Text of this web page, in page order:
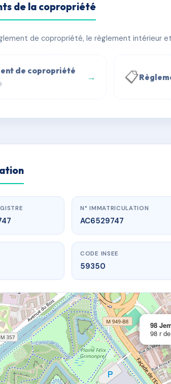
59800 Lille
Syndic Digital 💬 WhatsApp
de la copropriété
de copropriété, le règlement intérieur
de copropriété
→ 📋
AC6529747
www.vme.plus/AC6529747
98 Jemmapes
98 r de jemmapes59800 Lille
N° IMMATRICULATION
AC6529747
CODE INSEE
59350
98
98 r